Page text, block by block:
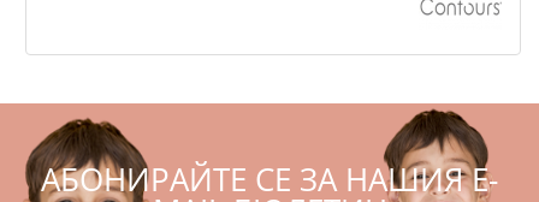
АБОНИРАЙТЕ СЕ ЗА НАШИЯ E-